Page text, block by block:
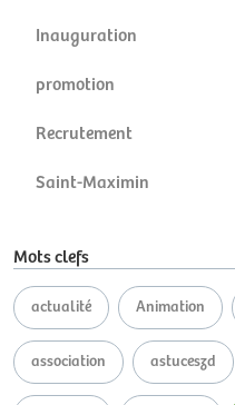
Inauguration
promotion
Recrutement
Saint-Maximin
Mots clefs
actualité Animation
association astuceszd